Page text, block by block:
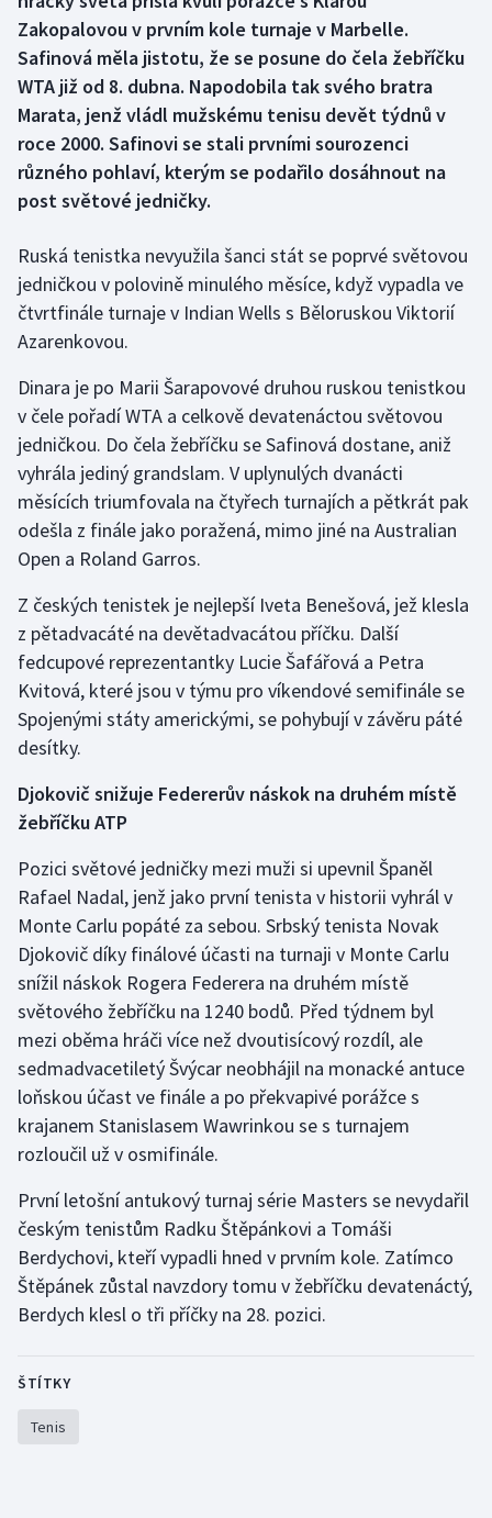
Cyklistika
Dostihy
Florbal
Futsal
Golf
Gymnastika
Jezdectví
Judo
Krasobruslení
Lyže a snowboard
Moderní pětiboj
Motorsport
Olympijské hry
Plavání
Plážový volejbal
Ragby
Rychlobruslení
Rychlostní kanoistika
Short track
Sportovní střelba
Stolní tenis
Triatlon
Veslování
Vodní slalom
Zakopalovou v prvním kole turnaje v Marbelle.
Safinová měla jistotu, že se posune do čela žebříčku
WTA již od 8. dubna. Napodobila tak svého bratra
Marata, jenž vládl mužskému tenisu devět týdnů v
roce 2000. Safinovi se stali prvními sourozenci
různého pohlaví, kterým se podařilo dosáhnout na
post světové jedničky.
Ruská tenistka nevyužila šanci stát se poprvé světovou
jedničkou v polovině minulého měsíce, když vypadla ve
čtvrtfinále turnaje v Indian Wells s Běloruskou Viktorií
Azarenkovou.
Dinara je po Marii Šarapovové druhou ruskou tenistkou
v čele pořadí WTA a celkově devatenáctou světovou
jedničkou. Do čela žebříčku se Safinová dostane, aniž
vyhrála jediný grandslam. V uplynulých dvanácti
měsících triumfovala na čtyřech turnajích a pětkrát pak
odešla z finále jako poražená, mimo jiné na Australian
Open a Roland Garros.
Z českých tenistek je nejlepší Iveta Benešová, jež klesla
z pětadvacáté na devětadvacátou příčku. Další
fedcupové reprezentantky Lucie Šafářová a Petra
Kvitová, které jsou v týmu pro víkendové semifinále se
Spojenými státy americkými, se pohybují v závěru páté
desítky.
Djokovič snižuje Federerův náskok na druhém místě
žebříčku ATP
Pozici světové jedničky mezi muži si upevnil Španěl
Rafael Nadal, jenž jako první tenista v historii vyhrál v
Monte Carlu popáté za sebou. Srbský tenista Novak
Djokovič díky finálové účasti na turnaji v Monte Carlu
snížil náskok Rogera Federera na druhém místě
světového žebříčku na 1240 bodů. Před týdnem byl
mezi oběma hráči více než dvoutisícový rozdíl, ale
sedmadvacetiletý Švýcar neobhájil na monacké antuce
loňskou účast ve finále a po překvapivé porážce s
krajanem Stanislasem Wawrinkou se s turnajem
rozloučil už v osmifinále.
První letošní antukový turnaj série Masters se nevydařil
českým tenistům Radku Štěpánkovi a Tomáši
Berdychovi, kteří vypadli hned v prvním kole. Zatímco
Štěpánek zůstal navzdory tomu v žebříčku devatenáctý,
Berdych klesl o tři příčky na 28. pozici.
ŠTÍTKY
Tenis